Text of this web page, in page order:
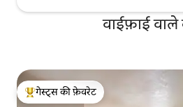
वाईफ़ाई वाले
गेस्ट्स का टॉप फ़ेवरेट
गेस्ट्स की फ़ेवरेट